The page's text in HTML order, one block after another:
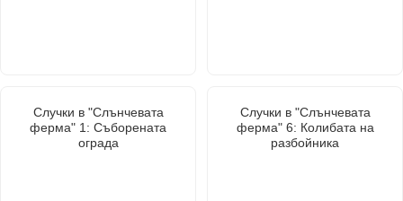
Случки в "Слънчевата
ферма" 1: Съборената
ограда
Случки в "Слънчевата
ферма" 6: Колибата на
разбойника